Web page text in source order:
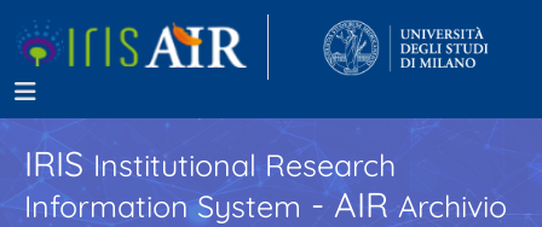
IRISInstitutional Research
Information System - AIR Archivio